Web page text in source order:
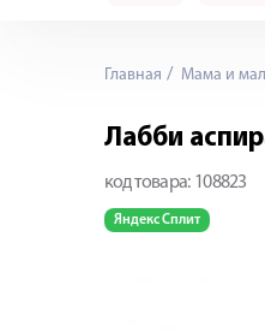
Главная Мама и
Лабби
код товара: 108823
Яндекс Сплит